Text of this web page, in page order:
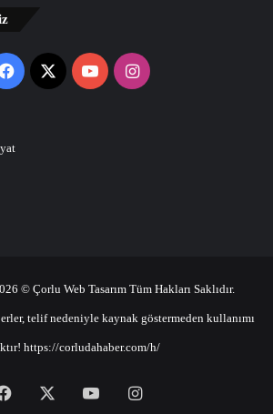
Facebook
X YouTubeInstagram
© Çorlu Web Tasarım Tüm Hakları Saklıdır.
telif nedeniyle kaynak göstermeden kullanımı
https://corludahaber.com/h/
Facebook YouTubeInstagram